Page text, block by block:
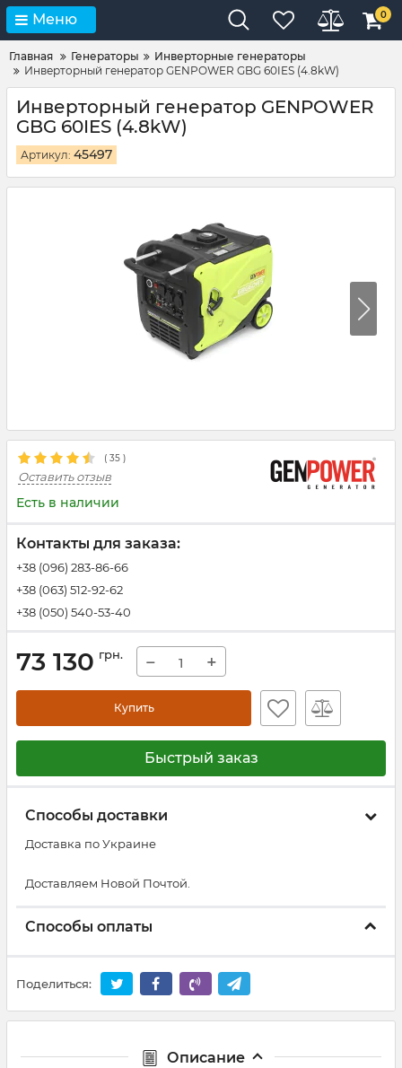
Меню 0
Главная Генераторы
Инверторные генераторы
Инверторный генератор GENPOWER GBG 60IES (4.8kW)
Инверторный генератор GENPOWER
GBG 60IES (4.8kW)
Артикул: 45497
( 35 )
Оставить отзыв
Есть в наличии
Контакты для заказа:
+38 (096) 283-86-66
+38 (063) 512-92-62
+38 (050) 540-53-40
73 130 грн. − +
Купить
Быстрый заказ
Способы доставки
Доставка по Украине
Доставляем Новой Почтой.
Способы оплаты
Поделиться:
Описание